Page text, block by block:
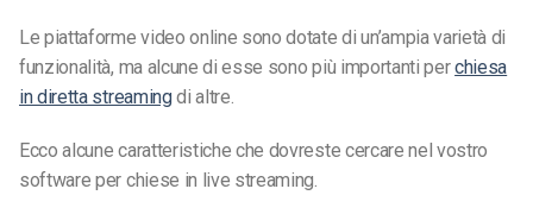
Le piattaforme video online sono dotate di un’ampia varietà di
funzionalità, ma alcune di esse sono più importanti perchiesa
in diretta streamingdi altre.
Ecco alcune caratteristiche che dovreste cercare nel vostro
software per chiese in live streaming.